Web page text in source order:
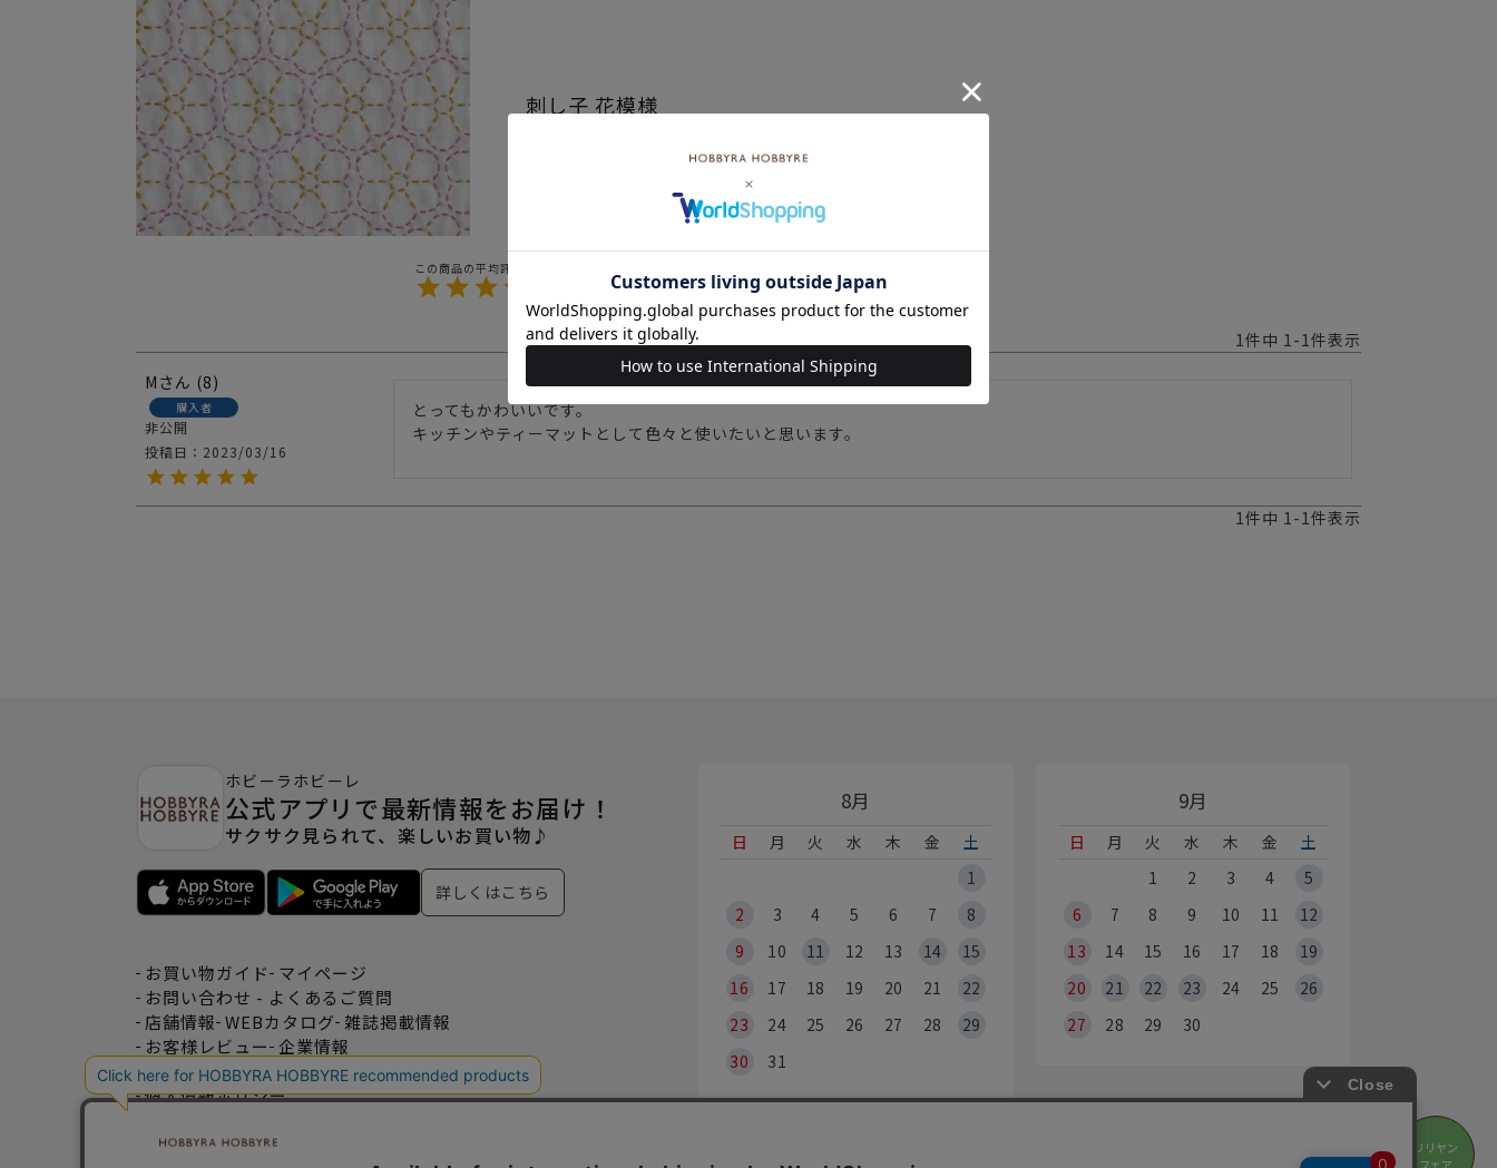
リリヤン
フェア
刺し子 花模様
1
1件中 1-1件表示
M
8
購入者
非公開
投稿日
2023/03/16
とってもかわいいです。
キッチンやティーマットとして色々と使いたいと思います。
1件中 1-1件表示
8月
日 月 火 水 木 金
土
1
2
3 4 5 6 7
8
9
10 11 12 13 14
15
16
17 18 19 20 21
22
23
24 25 26 27 28
29
30
31
9月
日 月 火 水 木 金
土
1
2 3 4
5
6
7 8 9 10 11
12
13
14 15 16 17 18
19
20
21 22 23 24 25
26
27
28 29 30
※Webからのご注文は、24時間承っております
ホビーラホビーレ
公式アプリで最新情報をお届け！
サクサク見られて、楽しいお買い物♪
詳しくはこちら
お買い物ガイド マイページ
お問い合わせ - よくあるご質問
店舗情報 WEBカタログ 雑誌掲載情報
お客様レビュー 企業情報
特定商取引法表記 利用規約
個人情報ポリシー
おトクな情報♪メルマガ登録